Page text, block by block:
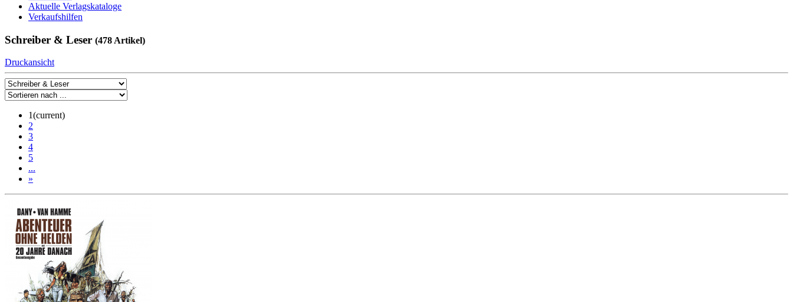
Aktuelle Verlagskataloge
Verkaufshilfen
Schreiber & Leser (478 Artikel)
Druckansicht
1(current)
2
3
4
5
...
»